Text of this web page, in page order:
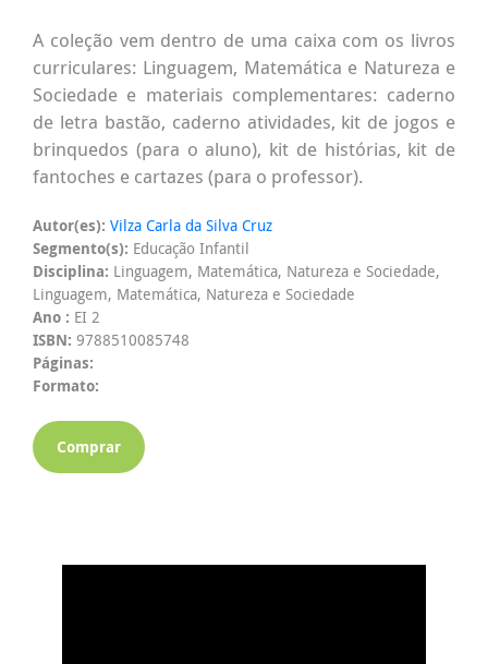
A coleção vem dentro de uma caixa com os livros
curriculares: Linguagem, Matemática e Natureza e
Sociedade e materiais complementares: caderno
de letra bastão, caderno atividades, kit de jogos e
brinquedos (para o aluno), kit de histórias, kit de
fantoches e cartazes (para o professor).
Autor(es): Vilza Carla da Silva Cruz
Segmento(s): Educação Infantil
Disciplina: Linguagem, Matemática, Natureza e Sociedade,
Linguagem, Matemática, Natureza e Sociedade
Ano : EI 2
ISBN: 9788510085748
Páginas:
Formato:
Comprar